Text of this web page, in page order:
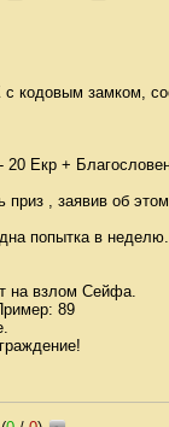
кодовым замком,
Екр +
, заявив об
попытка в неделю.
на взлом Сейфа.
89